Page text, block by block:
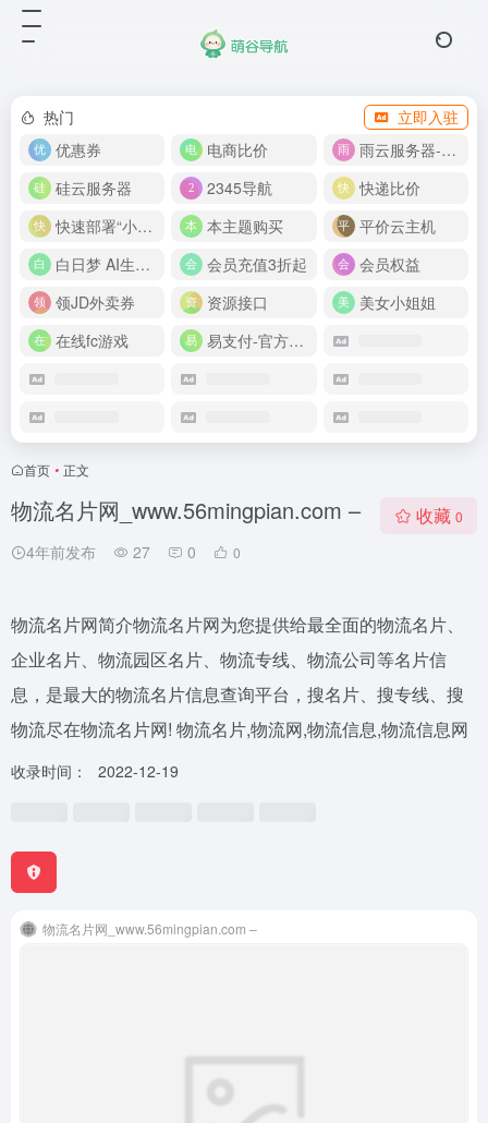
热门
立即入驻
优惠券
电商比价
雨云服务器-新人首月 5 折
硅云服务器
2345导航
快递比价
快速部署“小龙虾”
本主题购买
平价云主机
白日梦 AI生成50分钟视频
会员充值3折起
会员权益
领JD外卖券
资源接口
美女小姐姐
在线fc游戏
易支付-官方网站
首页 • 正文
物流名片网_www.56mingpian.com –
4年前发布 27 0 0
收藏 0
物流名片网简介物流名片网为您提供给最全面的物流名片、
企业名片、物流园区名片、物流专线、物流公司等名片信
息，是最大的物流名片信息查询平台，搜名片、搜专线、搜
物流尽在物流名片网! 物流名片,物流网,物流信息,物流信息网
收录时间： 2022-12-19
物流名片网_www.56mingpian.com –